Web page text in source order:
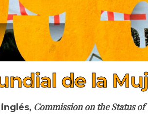
de la
Commission on the Status of